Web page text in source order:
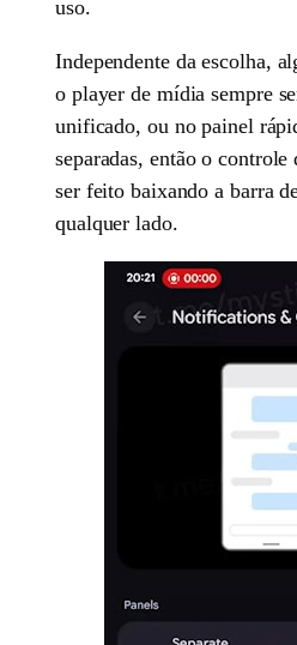
uso.
Independente da escolha,
o player de mídia sempre
unificado, ou no painel
separadas, então o
ser feito baixando a barra
qualquer lado.